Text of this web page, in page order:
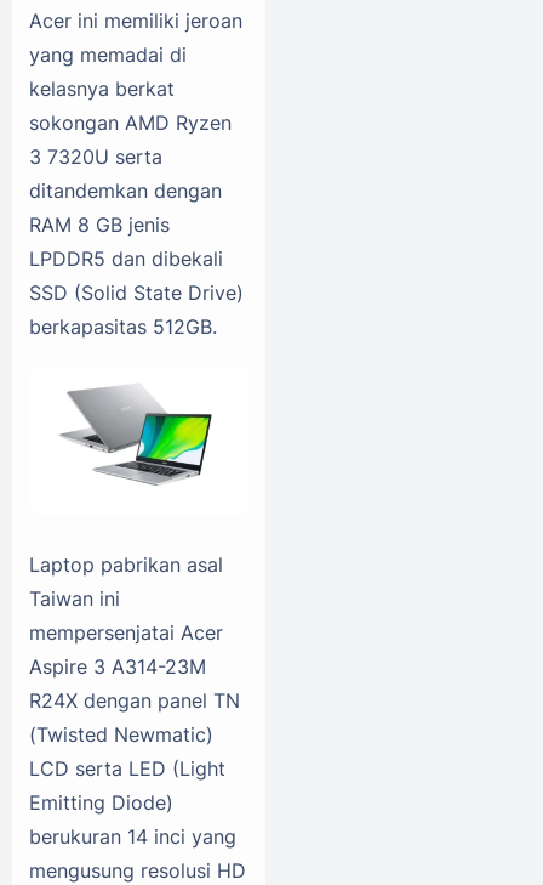
Acer ini memiliki jeroan
yang memadai di
kelasnya berkat
sokongan AMD Ryzen
3 7320U serta
ditandemkan dengan
RAM 8 GB jenis
LPDDR5 dan dibekali
SSD (Solid State Drive)
berkapasitas 512GB.
Laptop pabrikan asal
Taiwan ini
mempersenjatai Acer
Aspire 3 A314-23M
R24X dengan panel TN
(Twisted Newmatic)
LCD serta LED (Light
Emitting Diode)
berukuran 14 inci yang
mengusung resolusi HD